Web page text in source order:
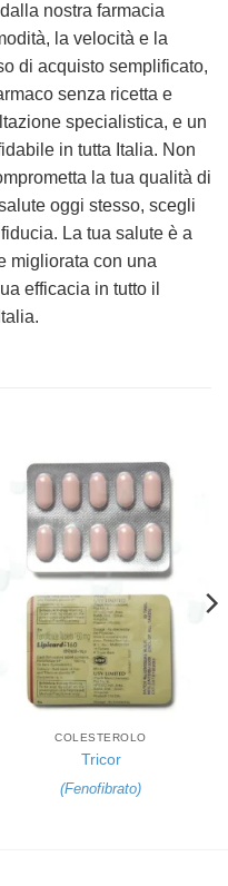
dalla nostra farmacia
la velocità e la
di acquisto semplificato,
senza ricetta e
specialistica, e un
in tutta Italia. Non
la tua qualità di
oggi stesso, scegli
La tua salute è a
migliorata con una
efficacia in tutto il
COLESTEROLO
Tricor
(Fenofibrato)